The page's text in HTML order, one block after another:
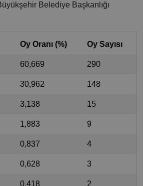
Belediye Başkanlığı
Oy Oranı (%) Oy Sayısı
60,669 290
30,962 148
3,138 15
1,883 9
0,837 4
0,628 3
0,418 2